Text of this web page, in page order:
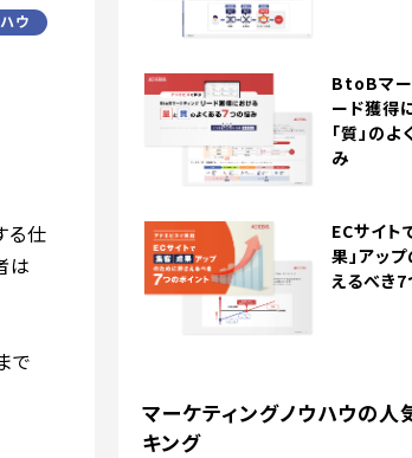
ウ
る仕
は
で
BtoBマー
ード獲得
「質」の
み
ECサイト
果」アッ
えるべき
マーケティングノウハウの人
キング